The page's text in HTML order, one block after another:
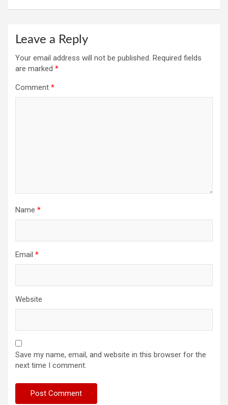
Leave a Reply
Your email address will not be published. Required fields
are marked *
Comment *
Name *
Email *
Website
Save my name, email, and website in this browser for the
next time I comment.